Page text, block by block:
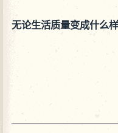
无论生活质量变成什么